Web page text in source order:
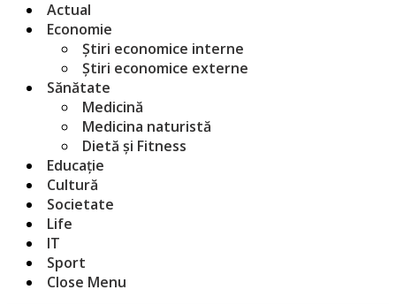
Actual
Economie
Știri economice interne
Știri economice externe
Sănătate
Medicină
Medicina naturistă
Dietă și Fitness
Educație
Cultură
Societate
Life
IT
Sport
Close Menu